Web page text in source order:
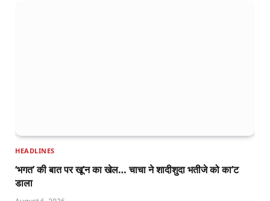
HEADLINES
‘भगत’ की बात पर खू’न का खेल… चाचा ने शादीशुदा भतीजे को का’ट
डाला